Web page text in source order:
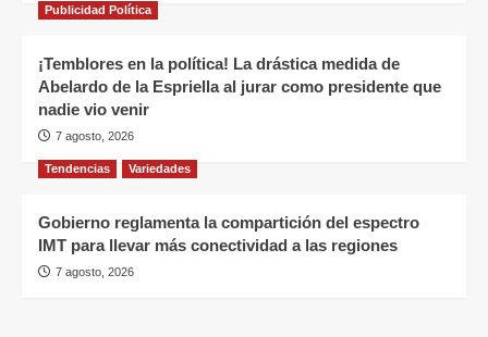
Publicidad Política
¡Temblores en la política! La drástica medida de
Abelardo de la Espriella al jurar como presidente que
nadie vio venir
7 agosto, 2026
Tendencias Variedades
Gobierno reglamenta la compartición del espectro
IMT para llevar más conectividad a las regiones
7 agosto, 2026